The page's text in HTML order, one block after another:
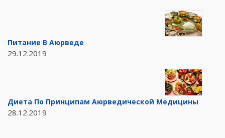
Питание В Аюрведе
29.12.2019
Диета По Принципам Аюрведической Медицины
28.12.2019